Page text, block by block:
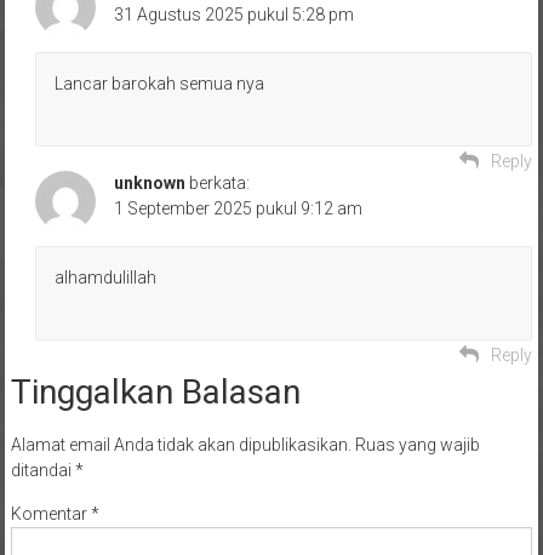
31 Agustus 2025 pukul 5:28 pm
Lancar barokah semua nya
Reply
unknown berkata:
1 September 2025 pukul 9:12 am
alhamdulillah
Reply
Tinggalkan Balasan
Alamat email Anda tidak akan dipublikasikan. Ruas yang wajib
ditandai *
Komentar*